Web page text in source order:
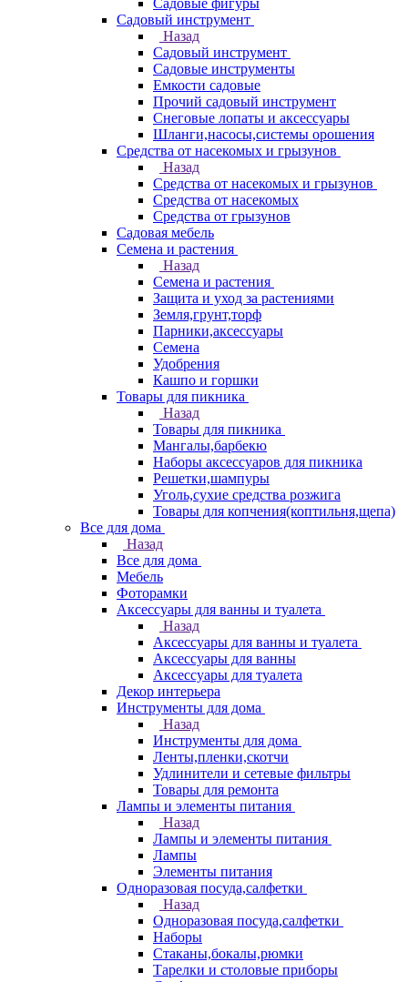
Садовые фигуры
Садовый инструмент
Назад
Садовый инструмент
Садовые инструменты
Емкости садовые
Прочий садовый инструмент
Снеговые лопаты и аксессуары
Шланги,насосы,системы орошения
Средства от насекомых и грызунов
Назад
Средства от насекомых и грызунов
Средства от насекомых
Средства от грызунов
Садовая мебель
Семена и растения
Назад
Семена и растения
Защита и уход за растениями
Земля,грунт,торф
Парники,аксессуары
Семена
Удобрения
Кашпо и горшки
Товары для пикника
Назад
Товары для пикника
Мангалы,барбекю
Наборы аксессуаров для пикника
Решетки,шампуры
Уголь,сухие средства розжига
Товары для копчения(коптильня,щепа)
Все для дома
Назад
Все для дома
Мебель
Фоторамки
Аксессуары для ванны и туалета
Назад
Аксессуары для ванны и туалета
Аксессуары для ванны
Аксессуары для туалета
Декор интерьера
Инструменты для дома
Назад
Инструменты для дома
Ленты,пленки,скотчи
Удлинители и сетевые фильтры
Товары для ремонта
Лампы и элементы питания
Назад
Лампы и элементы питания
Лампы
Элементы питания
Одноразовая посуда,салфетки
Назад
Одноразовая посуда,салфетки
Наборы
Стаканы,бокалы,рюмки
Тарелки и столовые приборы